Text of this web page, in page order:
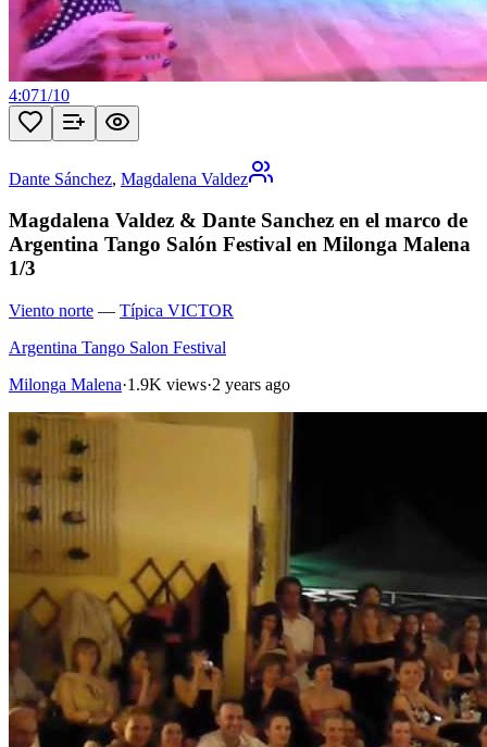
4:071/10
Dante Sánchez, Magdalena Valdez
Magdalena Valdez & Dante Sanchez en el marco de
Argentina Tango Salón Festival en Milonga Malena
1/3
Viento norte — Típica VICTOR
Argentina Tango Salon Festival
Milonga Malena·1.9K views·2 years ago